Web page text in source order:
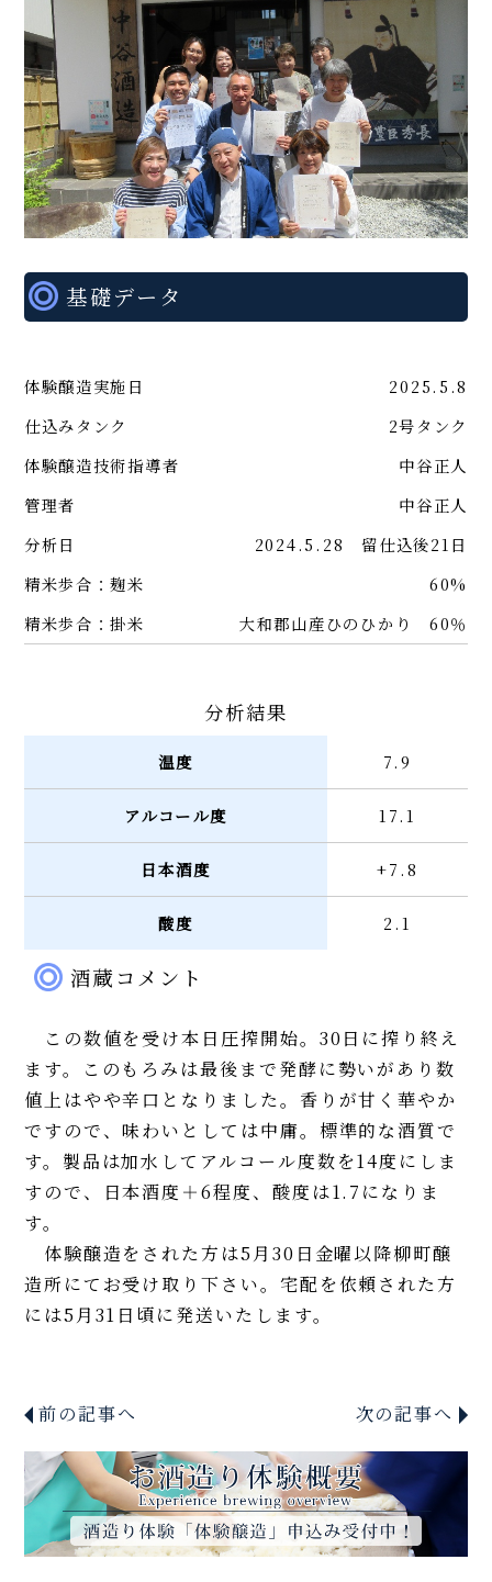
基礎データ
体験醸造実施日
2025.5.8
仕込みタンク
2号タンク
体験醸造技術指導者
中谷正人
管理者
中谷正人
分析日
2024.5.28 留仕込後21日
精米歩合：麹米
60%
精米歩合：掛米
大和郡山産ひのひかり 60％
分析結果
温度 7.9
アルコール度 17.1
日本酒度 +7.8
酸度 2.1
酒蔵コメント
この数値を受け本日圧搾開始。30日に搾り終え
ます。このもろみは最後まで発酵に勢いがあり数
値上はやや辛口となりました。香りが甘く華やか
ですので、味わいとしては中庸。標準的な酒質で
す。製品は加水してアルコール度数を14度にしま
すので、日本酒度＋6程度、酸度は1.7になりま
す。
体験醸造をされた方は5月30日金曜以降柳町醸
造所にてお受け取り下さい。宅配を依頼された方
には5月31日頃に発送いたします。
前の記事へ 次の記事へ